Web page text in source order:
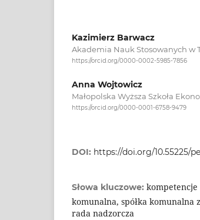
Kazimierz Barwacz
Akademia Nauk Stosowanych w
https://orcid.org/0000-0002-5985-7856
Anna Wojtowicz
Małopolska Wyższa Szkoła
https://orcid.org/0000-0001-6758-9479
DOI: https://doi.org/10.55225/
Słowa kluczowe: kompetencje
komunalna, spółka komunalna
rada nadzorcza